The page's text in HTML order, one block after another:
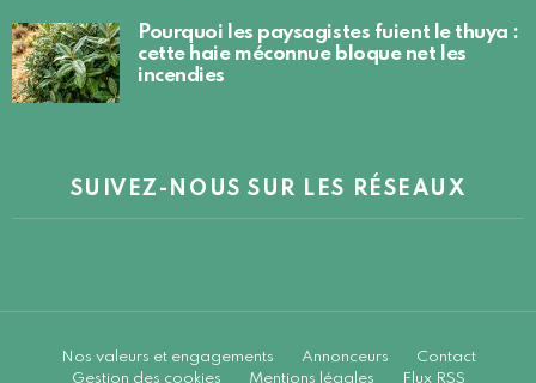
Pourquoi les paysagistes fuient le thuya :
cette haie méconnue bloque net les
incendies
SUIVEZ-NOUS SUR LES RÉSEAUX
Nos valeurs et engagements Annonceurs
Contact
Gestion des cookies
Mentions légales Flux RSS